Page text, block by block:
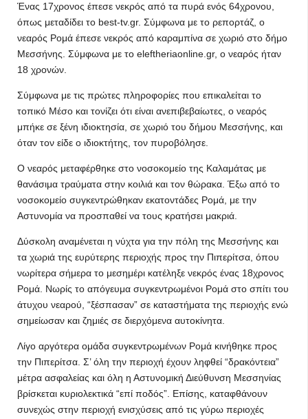
Ένας 17χρονος έπεσε νεκρός από τα πυρά ενός 64χρονου,
όπως μεταδίδει το best-tv.gr. Σύμφωνα με το ρεπορτάζ, ο
νεαρός Ρομά έπεσε νεκρός από καραμπίνα σε χωριό στο δήμο
Μεσσήνης. Σύμφωνα με το eleftheriaonline.gr, ο νεαρός ήταν
18 χρονών.
Σύμφωνα με τις πρώτες πληροφορίες που επικαλείται το
τοπικό Μέσο και τονίζει ότι είναι ανεπιβεβαίωτες, ο νεαρός
μπήκε σε ξένη ιδιοκτησία, σε χωριό του δήμου Μεσσήνης, και
όταν τον είδε ο ιδιοκτήτης, τον πυροβόλησε.
Ο νεαρός μεταφέρθηκε στο νοσοκομείο της Καλαμάτας με
θανάσιμα τραύματα στην κοιλιά και τον θώρακα. Έξω από το
νοσοκομείο συγκεντρώθηκαν εκατοντάδες Ρομά, με την
Αστυνομία να προσπαθεί να τους κρατήσει μακριά.
Δύσκολη αναμένεται η νύχτα για την πόλη της Μεσσήνης και
τα χωριά της ευρύτερης περιοχής προς την Πιπερίτσα, όπου
νωρίτερα σήμερα το μεσημέρι κατέληξε νεκρός ένας 18χρονος
Ρομά. Νωρίς το απόγευμα συγκεντρωμένοι Ρομά στο σπίτι του
άτυχου νεαρού, “ξέσπασαν” σε καταστήματα της περιοχής ενώ
σημείωσαν και ζημιές σε διερχόμενα αυτοκίνητα.
Λίγο αργότερα ομάδα συγκεντρωμένων Ρομά κινήθηκε προς
την Πιπερίτσα. Σ’ όλη την περιοχή έχουν ληφθεί “δρακόντεια”
μέτρα ασφαλείας και όλη η Αστυνομική Διεύθυνση Μεσσηνίας
βρίσκεται κυριολεκτικά “επί ποδός”. Επίσης, καταφθάνουν
συνεχώς στην περιοχή ενισχύσεις από τις γύρω περιοχές